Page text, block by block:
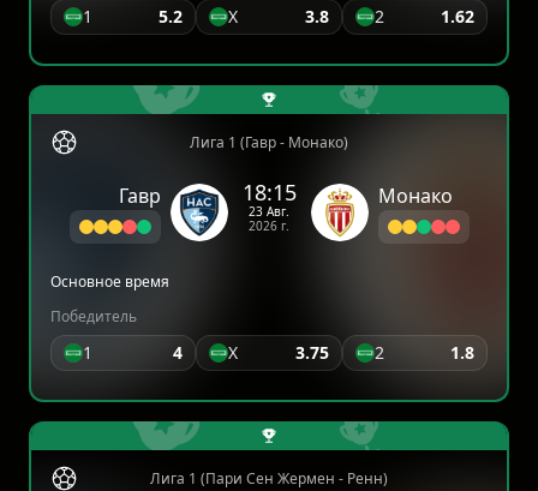
1 5.2 X 3.8 2 1.62
Лига 1 (Гавр - Монако)
Гавр 18:15
23 Авг.
2026 г.
Монако
Основное время
Победитель
1 4 X 3.75 2 1.8
Лига 1 (Пари Сен Жермен - Ренн)